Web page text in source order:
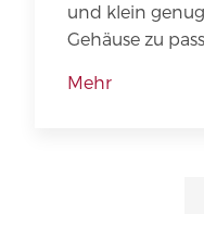
und klein
Gehäuse zu
Mehr